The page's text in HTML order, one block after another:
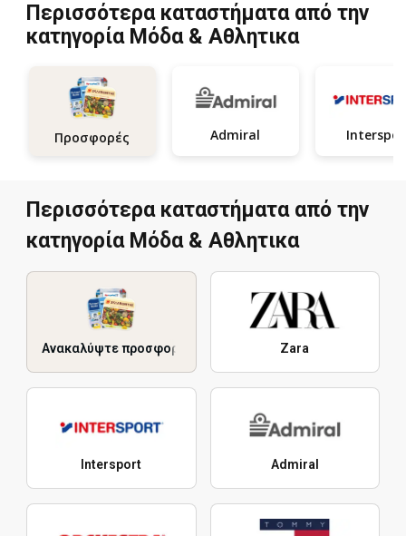
Περισσότερα καταστήματα από την
κατηγορία Μόδα & Aθλητικα
Προσφορές Admiral
Περισσότερα καταστήματα από την
κατηγορία Μόδα & Aθλητικα
Ανακαλύψτε προσφορές Zara
Intersport Admiral